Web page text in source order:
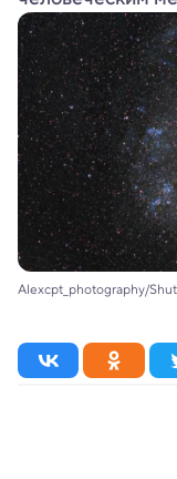
Alexcpt_photography/